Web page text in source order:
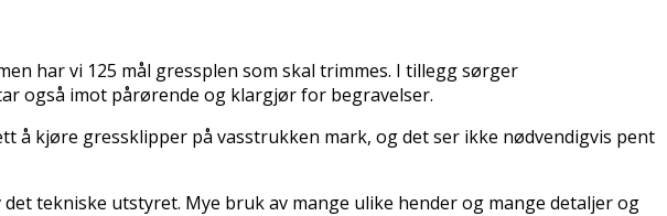
har vi 125 mål gressplen som skal trimmes. I tillegg sørger
også imot pårørende og klargjør for begravelser.
å kjøre gressklipper på vasstrukken mark, og det ser ikke nødvendigvis pent
tekniske utstyret. Mye bruk av mange ulike hender og mange detaljer og